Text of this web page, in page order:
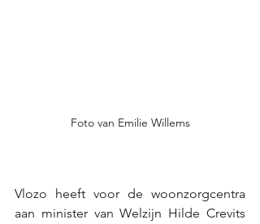
Foto van Emilie Willems
Vlozo heeft voor de woonzorgcentra
aan minister van Welzijn Hilde Crevits